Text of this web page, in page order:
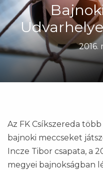
2016.
Az FK Csíkszereda
bajnoki meccseket
Incze Tibor csapata, a
megyei bajnokságban